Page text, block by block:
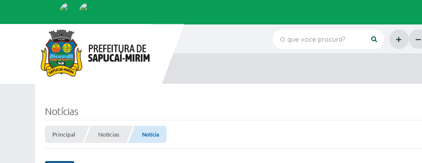
O que voce procura?
Notícias
Principal Notícias Notícia